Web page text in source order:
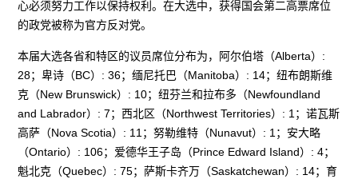
心必须努力工作以保持权利。在大选中，获得国会第二高票席位
的政党被称为官方反对党。
本届大选各省和特区的议员席位分布为，阿尔伯塔（Alberta）:
28；卑诗（BC）: 36；缅尼托巴（Manitoba）: 14；纽布朗斯维
克（New Brunswick）: 10；纽芬兰和拉布多（Newfoundland
and Labrador）: 7；西北区（Northwest Territories）: 1；诺瓦斯
高萨（Nova Scotia）: 11；努勒维特（Nunavut）: 1；安大略
（Ontario）: 106；爱德华王子岛（Prince Edward Island）: 4；
魁北克（Quebec）: 75；萨斯卡齐万（Saskatchewan）: 14；育